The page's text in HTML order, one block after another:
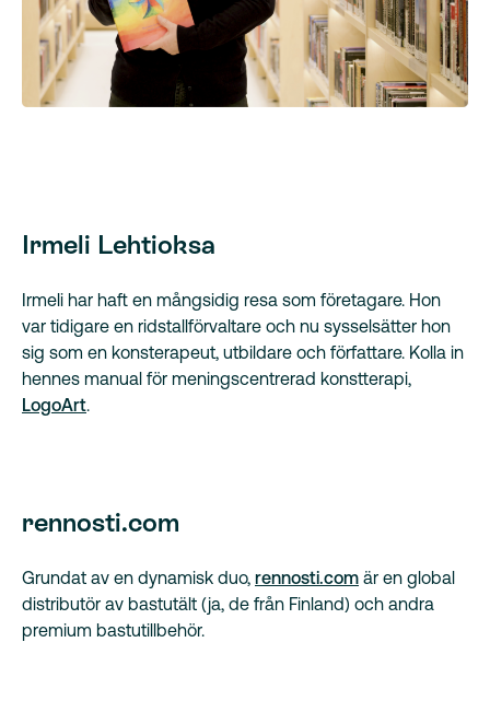
Irmeli Lehtioksa
Irmeli har haft en mångsidig resa som företagare. Hon
var tidigare en ridstallförvaltare och nu sysselsätter hon
sig som en konsterapeut, utbildare och författare. Kolla in
hennes manual för meningscentrerad konstterapi,
LogoArt.
rennosti.com
Grundat av en dynamisk duo, rennosti.com är en global
distributör av bastutält (ja, de från Finland) och andra
premium bastutillbehör.